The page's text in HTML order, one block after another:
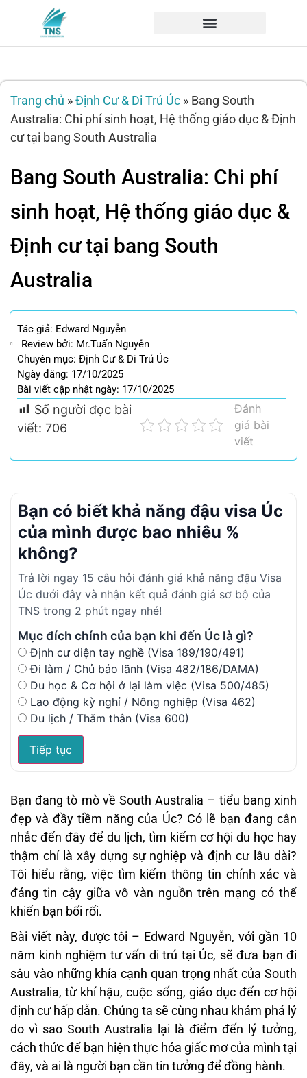
Trang chủ »Định Cư & Di Trú Úc » Bang South
Australia: Chi phí sinh hoạt, Hệ thống giáo dục & Định
cư tại bang South Australia
Bang South Australia: Chi phí
sinh hoạt, Hệ thống giáo dục &
Định cư tại bang South
Australia
Tác giả: Edward Nguyễn
Review bởi: Mr.Tuấn Nguyễn
Chuyên mục: Định Cư & Di Trú Úc
Ngày đăng: 17/10/2025
Bài viết cập nhật ngày: 17/10/2025
Số người đọc bài
viết: 706
Đánh
giá bài
viết
Bạn có biết khả năng đậu visa Úc
của mình được bao nhiêu %
không?
Trả lời ngay 15 câu hỏi đánh giá khả năng đậu Visa
Úc dưới đây và nhận kết quả đánh giá sơ bộ của
TNS trong 2 phút ngay nhé!
Mục đích chính của bạn khi đến Úc là gì?
Định cư diện tay nghề (Visa 189/190/491)
Đi làm / Chủ bảo lãnh (Visa 482/186/DAMA)
Du học & Cơ hội ở lại làm việc (Visa 500/485)
Lao động kỳ nghỉ / Nông nghiệp (Visa 462)
Du lịch / Thăm thân (Visa 600)
Tiếp tục
Bạn đang tò mò về South Australia – tiểu bang xinh
đẹp và đầy tiềm năng của Úc? Có lẽ bạn đang cân
nhắc đến đây để du lịch, tìm kiếm cơ hội du học hay
thậm chí là xây dựng sự nghiệp và định cư lâu dài?
Tôi hiểu rằng, việc tìm kiếm thông tin chính xác và
đáng tin cậy giữa vô vàn nguồn trên mạng có thể
khiến bạn bối rối.
Bài viết này, được tôi – Edward Nguyễn, với gần 10
năm kinh nghiệm tư vấn di trú tại Úc, sẽ đưa bạn đi
sâu vào những khía cạnh quan trọng nhất của South
Australia, từ khí hậu, cuộc sống, giáo dục đến cơ hội
định cư hấp dẫn. Chúng ta sẽ cùng nhau khám phá lý
do vì sao South Australia lại là điểm đến lý tưởng,
cách thức để bạn hiện thực hóa giấc mơ của mình tại
đây, và ai là người bạn cần tin tưởng để đồng hành.